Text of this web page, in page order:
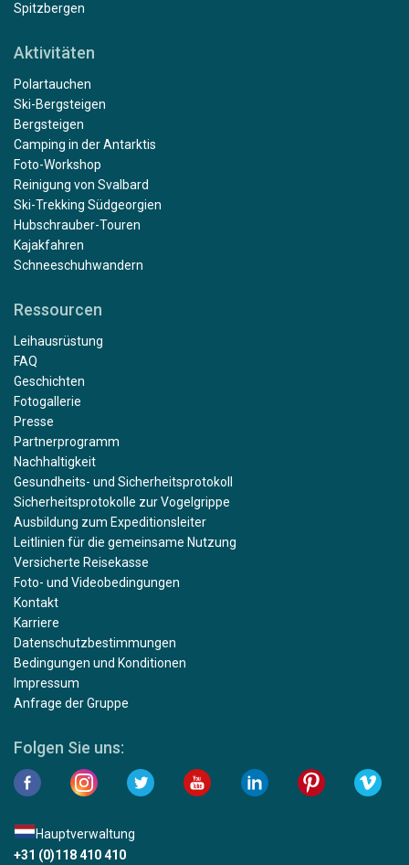
Spitzbergen
Aktivitäten
Polartauchen
Ski-Bergsteigen
Bergsteigen
Camping in der Antarktis
Foto-Workshop
Reinigung von Svalbard
Ski-Trekking Südgeorgien
Hubschrauber-Touren
Kajakfahren
Schneeschuhwandern
Ressourcen
Leihausrüstung
FAQ
Geschichten
Fotogallerie
Presse
Partnerprogramm
Nachhaltigkeit
Gesundheits- und Sicherheitsprotokoll
Sicherheitsprotokolle zur Vogelgrippe
Ausbildung zum Expeditionsleiter
Leitlinien für die gemeinsame Nutzung
Versicherte Reisekasse
Foto- und Videobedingungen
Kontakt
Karriere
Datenschutzbestimmungen
Bedingungen und Konditionen
Impressum
Anfrage der Gruppe
Folgen Sie uns:
Hauptverwaltung
+31 (0)118 410 410